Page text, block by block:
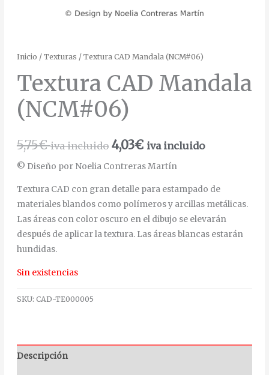
Inicio / Texturas / Textura CAD Mandala (NCM#06)
Textura CAD Mandala
(NCM#06)
5,75€ iva incluido 4,03€ iva incluido
© Diseño por Noelia Contreras Martín
Textura CAD con gran detalle para estampado de
materiales blandos como polímeros y arcillas metálicas.
Las áreas con color oscuro en el dibujo se elevarán
después de aplicar la textura. Las áreas blancas estarán
hundidas.
Sin existencias
SKU: CAD-TE000005
Descripción